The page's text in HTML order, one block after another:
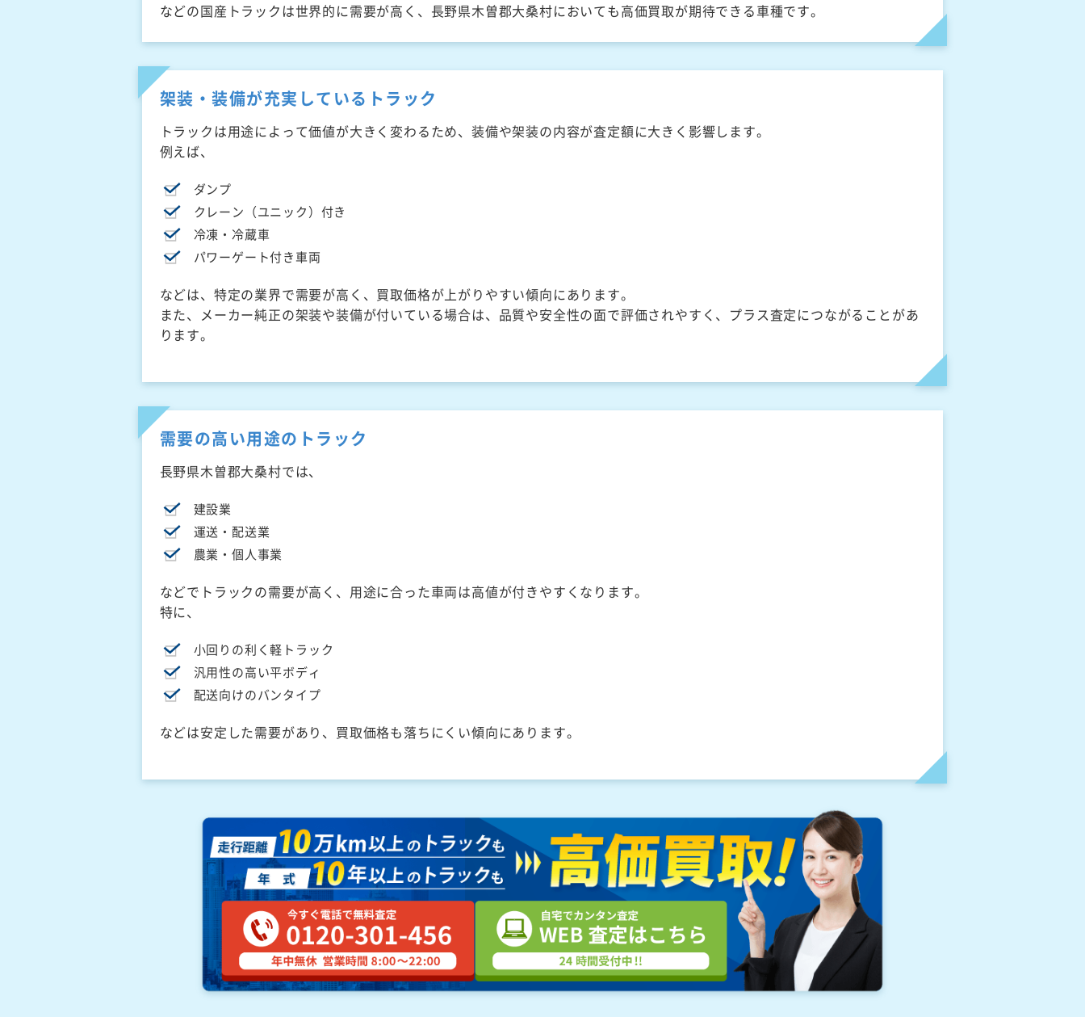
などの国産トラックは世界的に需要が高く、長野県木曽郡大桑村においても高価買取が期待できる車種です。
架装・装備が充実しているトラック
トラックは用途によって価値が大きく変わるため、装備や架装の内容が査定額に大きく影響します。
例えば、
ダンプ
クレーン（ユニック）付き
冷凍・冷蔵車
パワーゲート付き車両
などは、特定の業界で需要が高く、買取価格が上がりやすい傾向にあります。
また、メーカー純正の架装や装備が付いている場合は、品質や安全性の面で評価されやすく、プラス査定につながることがあ
ります。
需要の高い用途のトラック
長野県木曽郡大桑村では、
建設業
運送・配送業
農業・個人事業
などでトラックの需要が高く、用途に合った車両は高値が付きやすくなります。
特に、
小回りの利く軽トラック
汎用性の高い平ボディ
配送向けのバンタイプ
などは安定した需要があり、買取価格も落ちにくい傾向にあります。